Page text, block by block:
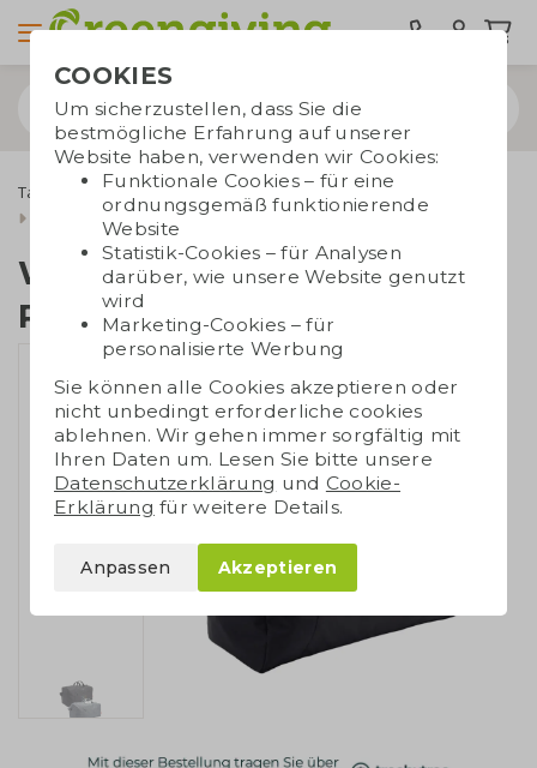
Taschen bedrucken Tragetaschen
Recycelte Taschen
Wochenendtasche RPET
Wochenendtasche
RPET
COOKIES
Um sicherzustellen, dass Sie die
bestmögliche Erfahrung auf unserer
Website haben, verwenden wir Cookies:
Funktionale Cookies – für eine
ordnungsgemäß funktionierende
Website
Statistik-Cookies – für Analysen
darüber, wie unsere Website genutzt
wird
Marketing-Cookies – für
personalisierte Werbung
Sie können alle Cookies akzeptieren oder
nicht unbedingt erforderliche cookies
ablehnen. Wir gehen immer sorgfältig mit
Ihren Daten um. Lesen Sie bitte unsere
Datenschutzerklärung und Cookie-
Erklärung für weitere Details.
Anpassen Akzeptieren